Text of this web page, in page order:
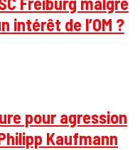
intérêt de l’OM ?
pour agression
Kaufmann